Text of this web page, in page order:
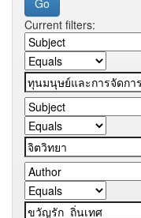
Current filters: